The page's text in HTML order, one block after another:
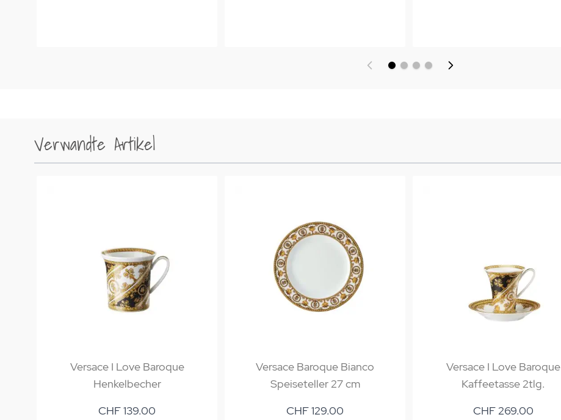
Verwandte Artikel
Versace I Love Baroque
Henkelbecher
CHF 139.00
Versace Baroque Bianco
Speiseteller 27 cm
CHF 129.00
Versace I Love Baroque
Kaffeetasse 2tlg.
CHF 269.00